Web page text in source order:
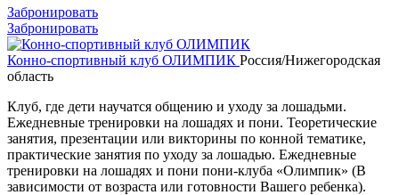
Забронировать
Забронировать
Конно-спортивный клуб ОЛИМПИК Россия/Нижегородская
область
Клуб, где дети научатся общению и уходу за лошадьми.
Ежедневные тренировки на лошадях и пони. Теоретические
занятия, презентации или викторины по конной тематике,
практические занятия по уходу за лошадью. Ежедневные
тренировки на лошадях и пони пони-клуба «Олимпик» (В
зависимости от возраста или готовности Вашего ребенка).